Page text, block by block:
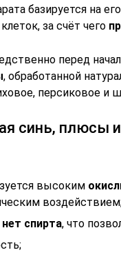
базируется на
за счёт чего
перед
, обработанной
персиковое и
синь, плюсы
высоким
нет спирта, что